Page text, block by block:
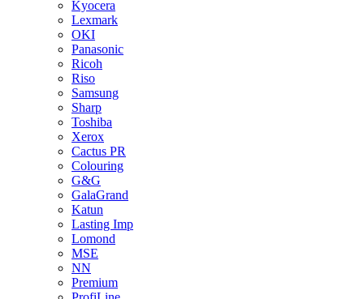
Kyocera
Lexmark
OKI
Panasonic
Ricoh
Riso
Samsung
Sharp
Toshiba
Xerox
Cactus PR
Colouring
G&G
GalaGrand
Katun
Lasting Imp
Lomond
MSE
NN
Premium